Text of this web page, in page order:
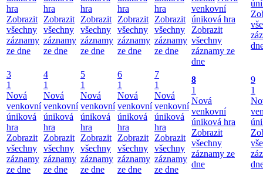
hra
Zobrazit
všechny
záznamy
ze dne
hra
Zobrazit
všechny
záznamy
ze dne
hra
Zobrazit
všechny
záznamy
ze dne
hra
Zobrazit
všechny
záznamy
ze dne
hra
Zobrazit
všechny
záznamy
ze dne
venkovní
úniková hra
Zobrazit
všechny
záznamy ze
dne
3
1
Nová
venkovní
úniková
hra
Zobrazit
všechny
záznamy
ze dne
4
1
Nová
venkovní
úniková
hra
Zobrazit
všechny
záznamy
ze dne
5
1
Nová
venkovní
úniková
hra
Zobrazit
všechny
záznamy
ze dne
6
1
Nová
venkovní
úniková
hra
Zobrazit
všechny
záznamy
ze dne
7
1
Nová
venkovní
úniková
hra
Zobrazit
všechny
záznamy
ze dne
8
1
Nová
venkovní
úniková hra
Zobrazit
všechny
záznamy ze
dne
9
1